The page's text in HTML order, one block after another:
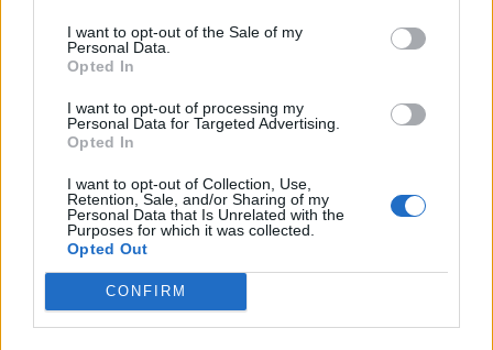
I want to opt-out of the Sale of my
Personal Data.
Opted In
I want to opt-out of processing my
Personal Data for Targeted Advertising.
Opted In
I want to opt-out of Collection, Use,
Retention, Sale, and/or Sharing of my
Personal Data that Is Unrelated with the
Purposes for which it was collected.
Opted Out
CONFIRM